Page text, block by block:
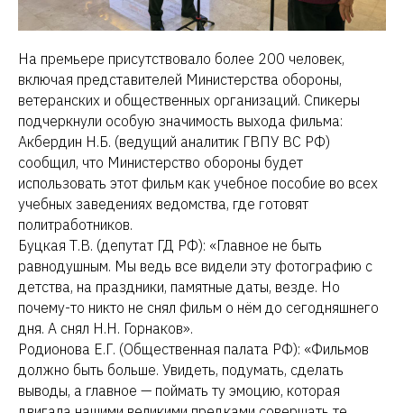
На премьере присутствовало более 200 человек,
включая представителей Министерства обороны,
ветеранских и общественных организаций. Спикеры
подчеркнули особую значимость выхода фильма:
Акбердин Н.Б. (ведущий аналитик ГВПУ ВС РФ)
сообщил, что Министерство обороны будет
использовать этот фильм как учебное пособие во всех
учебных заведениях ведомства, где готовят
политработников.
Буцкая Т.В. (депутат ГД РФ): «Главное не быть
равнодушным. Мы ведь все видели эту фотографию с
детства, на праздники, памятные даты, везде. Но
почему-то никто не снял фильм о нём до сегодняшнего
дня. А снял Н.Н. Горнаков».
Родионова Е.Г. (Общественная палата РФ): «Фильмов
должно быть больше. Увидеть, подумать, сделать
выводы, а главное — поймать ту эмоцию, которая